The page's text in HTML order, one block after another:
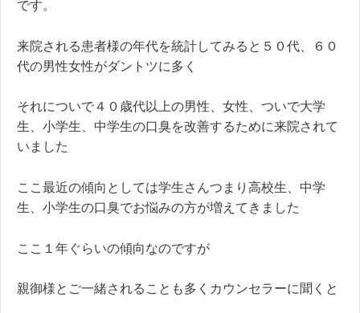
です。
来院される患者様の年代を統計してみると５０代、６０
代の男性女性がダントツに多く
それについで４０歳代以上の男性、女性、ついで大学
生、小学生、中学生の口臭を改善するために来院されて
いました
ここ最近の傾向としては学生さんつまり高校生、中学
生、小学生の口臭でお悩みの方が増えてきました
ここ１年ぐらいの傾向なのですが
親御様とご一緒されることも多くカウンセラーに聞くと